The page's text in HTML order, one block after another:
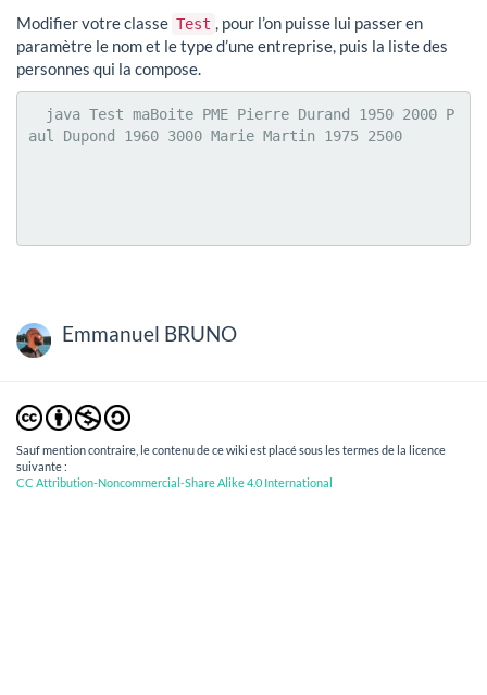
Modifier votre classe Test , pour l’on puisse lui passer en
paramètre le nom et le type d’une entreprise, puis la liste des
personnes qui la compose.
aul Dupond 1960 3000 Marie Martin 1975 2500
Emmanuel BRUNO
Sauf mention contraire, le contenu de ce wiki est placé sous les termes de la licence
suivante :
CC Attribution-Noncommercial-Share Alike 4.0 International